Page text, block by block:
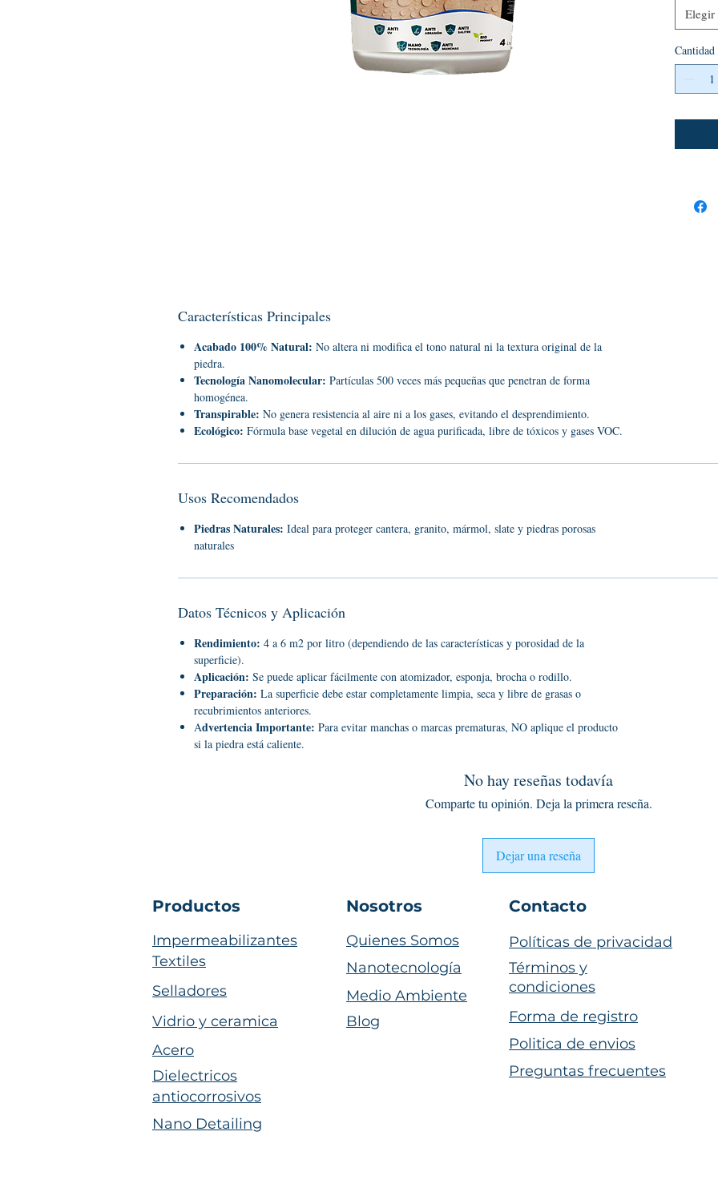
con
ya que
piedra.
respiren
Elegir
Cantidad
Características Principales
Acabado 100% Natural: No altera ni modifica el tono natural ni la textura original de la
piedra.
Tecnología Nanomolecular: Partículas 500 veces más pequeñas que penetran de forma
homogénea.
Transpirable: No genera resistencia al aire ni a los gases, evitando el desprendimiento.
Ecológico: Fórmula base vegetal en dilución de agua purificada, libre de tóxicos y gases VOC.
Usos Recomendados
Piedras Naturales: Ideal para proteger cantera, granito, mármol, slate y piedras porosas
naturales
Datos Técnicos y Aplicación
Rendimiento: 4 a 6 m2 por litro (dependiendo de las características y porosidad de la
superficie).
Aplicación: Se puede aplicar fácilmente con atomizador, esponja, brocha o rodillo.
Preparación: La superficie debe estar completamente limpia, seca y libre de grasas o
recubrimientos anteriores.
Advertencia Importante: Para evitar manchas o marcas prematuras, NO aplique el producto
si la piedra está caliente.
No hay reseñas todavía
Comparte tu opinión. Deja la primera reseña.
Dejar una reseña
Productos Contacto
Impermeabilizantes
Textiles
Vidrio y ceramica
Selladores
Acero
Quienes Somos
Nanotecnología
Medio Ambiente
Dielectricos
antiocorrosivos
Términos y
condiciones
Políticas de privacidad
Nano Detailing
Nosotros
Blog Forma de registro
Preguntas frecuentes
Politica de envios